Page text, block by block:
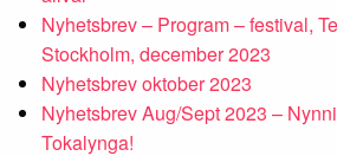
Nyhetsbrev – Program – festival,
Stockholm, december 2023
Nyhetsbrev oktober 2023
Nyhetsbrev Aug/Sept 2023 –
Tokalynga!